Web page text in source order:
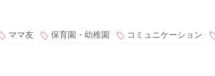
ママ友 保育園・幼稚園 コミュニケーション